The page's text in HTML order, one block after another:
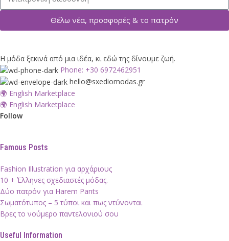
Θέλω νέα, προσφορές & το πατρόν
Η μόδα ξεκινά από μια ιδέα, κι εδώ της δίνουμε ζωή.
Phone: +30 6972462951
hello@sxediomodas.gr
🌍 English Marketplace
🌍 English Marketplace
Follow
Famous Posts
Fashion Illustration για αρχάριους
10 + Έλληνες σχεδιαστές μόδας.
Δύο πατρόν για Harem Pants
Σωματότυπος – 5 τύποι και πως ντύνονται
Βρες το νούμερο παντελονιού σου
Useful Information